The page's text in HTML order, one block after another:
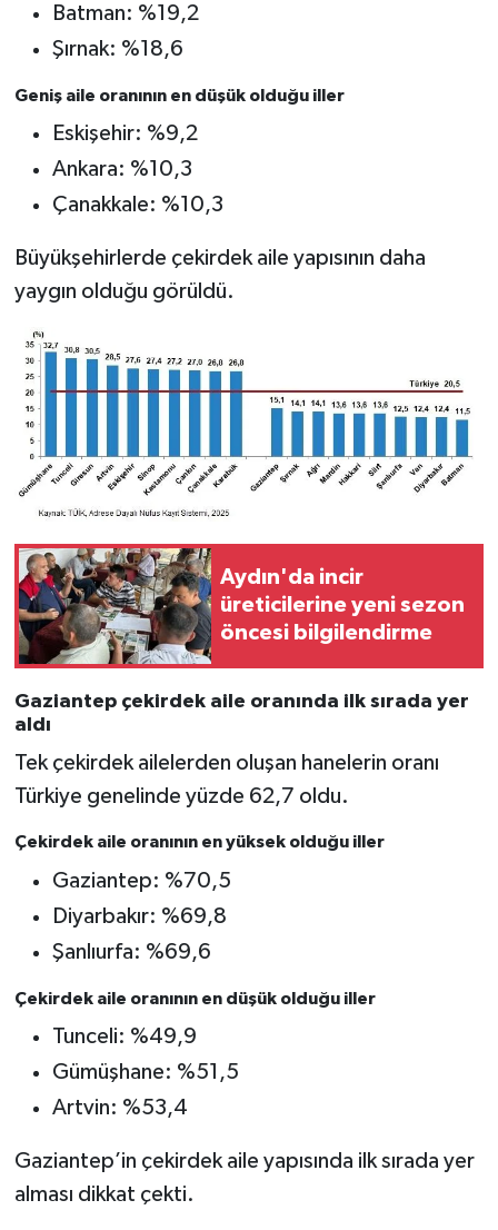
Batman: %19,2
Şırnak: %18,6
Geniş aile oranının en düşük olduğu iller
Eskişehir: %9,2
Ankara: %10,3
Çanakkale: %10,3
Büyükşehirlerde çekirdek aile yapısının daha
yaygın olduğu görüldü.
Aydın'da incir
üreticilerine yeni sezon
öncesi bilgilendirme
Gaziantep çekirdek aile oranında ilk sırada yer
aldı
Tek çekirdek ailelerden oluşan hanelerin oranı
Türkiye genelinde yüzde 62,7 oldu.
Çekirdek aile oranının en yüksek olduğu iller
Gaziantep: %70,5
Diyarbakır: %69,8
Şanlıurfa: %69,6
Çekirdek aile oranının en düşük olduğu iller
Tunceli: %49,9
Gümüşhane: %51,5
Artvin: %53,4
Gaziantep’in çekirdek aile yapısında ilk sırada yer
alması dikkat çekti.